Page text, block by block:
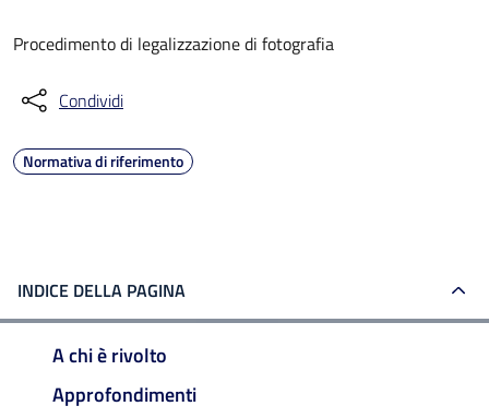
Procedimento di legalizzazione di fotografia
Condividi
Normativa di riferimento
INDICE DELLA PAGINA
A chi è rivolto
Approfondimenti